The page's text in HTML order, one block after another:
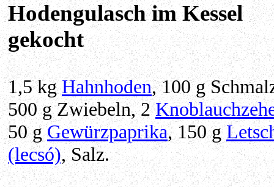
Hodengulasch im Kessel
gekocht
1,5 kgHahnhoden, 100 g
500 g Zwiebeln, 2
50 gGewürzpaprika, 150 g
(lecsó), Salz.